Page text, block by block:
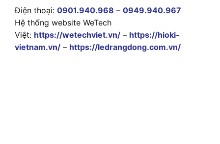
Điện thoại: 0901.940.968 – 0949.940.967
Hệ thống website WeTech
Việt: https://wetechviet.vn/ – https://hioki-
vietnam.vn/ – https://ledrangdong.com.vn/